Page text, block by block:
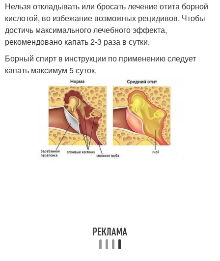
Нельзя откладывать или бросать лечение отита борной
кислотой, во избежание возможных рецидивов. Чтобы
достичь максимального лечебного эффекта,
рекомендовано капать 2-3 раза в сутки.
Борный спирт в инструкции по применению следует
капать максимум 5 суток.